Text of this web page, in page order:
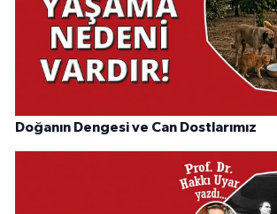
Doğanın Dengesi ve Can Dostlarımız